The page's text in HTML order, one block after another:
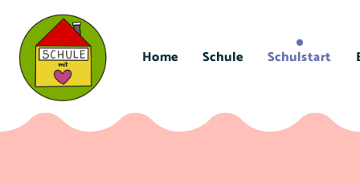
Home Schule Schulstart